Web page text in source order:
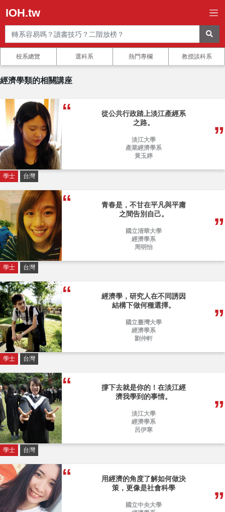
IOH.tw
校系總覽 選科系 熱門專欄 教授談科系
經濟學類的相關講座
從公共行政踏上淡江產經系
之路。
淡江大學
產業經濟學系
黃玉婷
學士 台灣
青春是，不甘在平凡與平庸
之間告別自己。
國立清華大學
經濟學系
周明怡
學士 台灣
經濟學，研究人在不同誘因
結構下做何種選擇。
國立臺灣大學
經濟學系
劉仲軒
學士 台灣
撐下去就是你的！在淡江經
濟我學到的事情。
淡江大學
經濟學系
呂伊寒
學士 台灣
用經濟的角度了解如何做決
策，更像是社會科學
國立中央大學